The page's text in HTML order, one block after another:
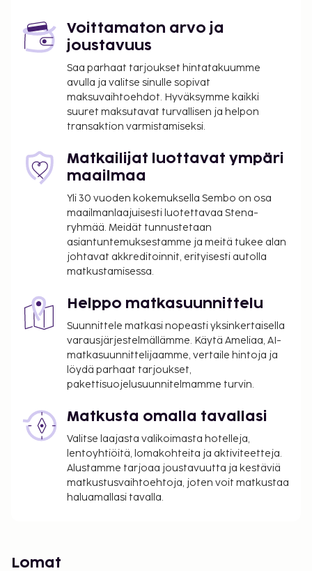
Voittamaton arvo ja
joustavuus
Saa parhaat tarjoukset hintatakuumme
avulla ja valitse sinulle sopivat
maksuvaihtoehdot. Hyväksymme kaikki
suuret maksutavat turvallisen ja helpon
transaktion varmistamiseksi.
Matkailijat luottavat ympäri
maailmaa
Yli 30 vuoden kokemuksella Sembo on osa
maailmanlaajuisesti luotettavaa Stena-
ryhmää. Meidät tunnustetaan
asiantuntemuksestamme ja meitä tukee alan
johtavat akkreditoinnit, erityisesti autolla
matkustamisessa.
Helppo matkasuunnittelu
Suunnittele matkasi nopeasti yksinkertaisella
varausjärjestelmällämme. Käytä Ameliaa, AI-
matkasuunnittelijaamme, vertaile hintoja ja
löydä parhaat tarjoukset,
pakettisuojelusuunnitelmamme turvin.
Matkusta omalla tavallasi
Valitse laajasta valikoimasta hotelleja,
lentoyhtiöitä, lomakohteita ja aktiviteetteja.
Alustamme tarjoaa joustavuutta ja kestäviä
matkustusvaihtoehtoja, joten voit matkustaa
haluamallasi tavalla.
Lomat